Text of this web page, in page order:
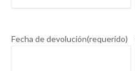
Fecha de devolución(requerido)